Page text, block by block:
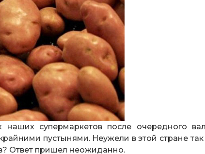
супермаркетов после очередного
пустынями. Неужели в этой стране
Ответ пришел неожиданно.